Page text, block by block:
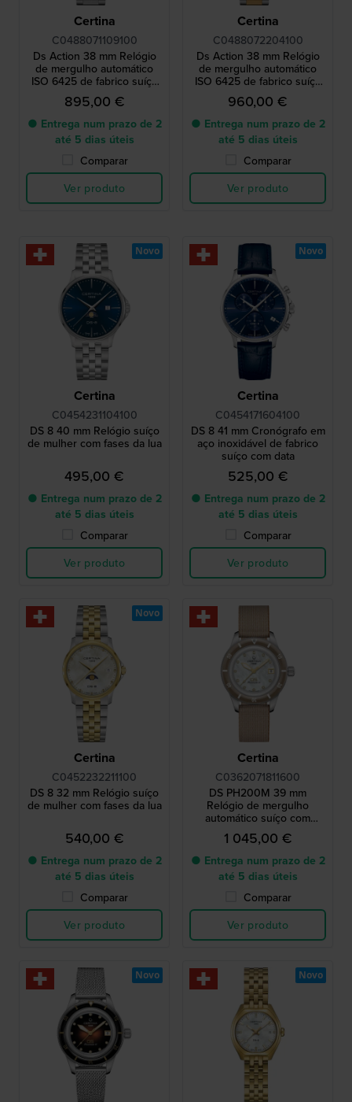
Certina
C0488071109100
Ds Action 38 mm Relógio
de mergulho automático
ISO 6425 de fabrico suíço
com data
895,00 €
● Entrega num prazo de 2
até 5 dias úteis
Comparar
Ver produto
Certina
C0488072204100
Ds Action 38 mm Relógio
de mergulho automático
ISO 6425 de fabrico suíço
com data
960,00 €
● Entrega num prazo de 2
até 5 dias úteis
Comparar
Ver produto
Certina
C0454231104100
DS 8 40 mm Relógio suíço
de mulher com fases da lua
495,00 €
● Entrega num prazo de 2
até 5 dias úteis
Comparar
Ver produto
Novo
Certina
C0454171604100
DS 8 41 mm Cronógrafo em
aço inoxidável de fabrico
suíço com data
525,00 €
● Entrega num prazo de 2
até 5 dias úteis
Comparar
Ver produto
Novo
Certina
C0452232211100
DS 8 32 mm Relógio suíço
de mulher com fases da lua
540,00 €
● Entrega num prazo de 2
até 5 dias úteis
Comparar
Ver produto
Novo
Certina
C0362071811600
DS PH200M 39 mm
Relógio de mergulho
automático suíço com
índices de diamantes e
mostrador Madrepérola
1 045,00 €
● Entrega num prazo de 2
até 5 dias úteis
Comparar
Ver produto
Novo Novo